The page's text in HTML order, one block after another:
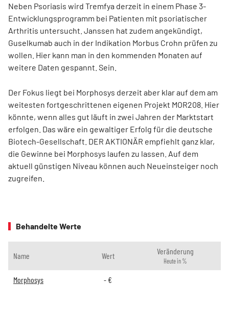
Neben Psoriasis wird Tremfya derzeit in einem Phase 3-
Entwicklungsprogramm bei Patienten mit psoriatischer
Arthritis untersucht. Janssen hat zudem angekündigt,
Guselkumab auch in der Indikation Morbus Crohn prüfen zu
wollen. Hier kann man in den kommenden Monaten auf
weitere Daten gespannt. Sein.
Der Fokus liegt bei Morphosys derzeit aber klar auf dem am
weitesten fortgeschrittenen eigenen Projekt MOR208. Hier
könnte, wenn alles gut läuft in zwei Jahren der Marktstart
erfolgen. Das wäre ein gewaltiger Erfolg für die deutsche
Biotech-Gesellschaft. DER AKTIONÄR empfiehlt ganz klar,
die Gewinne bei Morphosys laufen zu lassen. Auf dem
aktuell günstigen Niveau können auch Neueinsteiger noch
zugreifen.
Behandelte Werte
Name Wert Veränderung
Heute in %
Morphosys - €